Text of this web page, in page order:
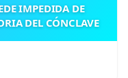
IMPEDIDA DE
DEL CÓNCLAVE